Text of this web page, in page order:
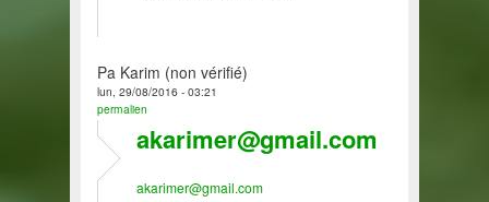
Pa Karim (non vérifié)
lun, 29/08/2016 - 03:21
permalien
akarimer@gmail.com
akarimer@gmail.com